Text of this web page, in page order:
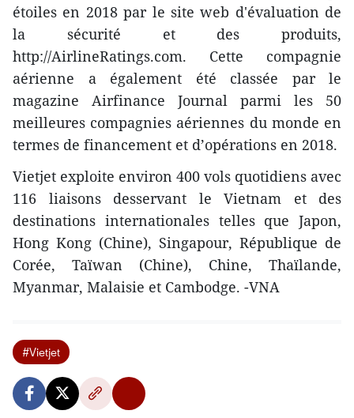
étoiles en 2018 par le site web d'évaluation de
la sécurité et des produits,
http://AirlineRatings.com. Cette compagnie
aérienne a également été classée par le
magazine Airfinance Journal parmi les 50
meilleures compagnies aériennes du monde en
termes de financement et d’opérations en 2018.
Vietjet exploite environ 400 vols quotidiens avec
116 liaisons desservant le Vietnam et des
destinations internationales telles que Japon,
Hong Kong (Chine), Singapour, République de
Corée, Taïwan (Chine), Chine, Thaïlande,
Myanmar, Malaisie et Cambodge. -VNA
#Vietjet